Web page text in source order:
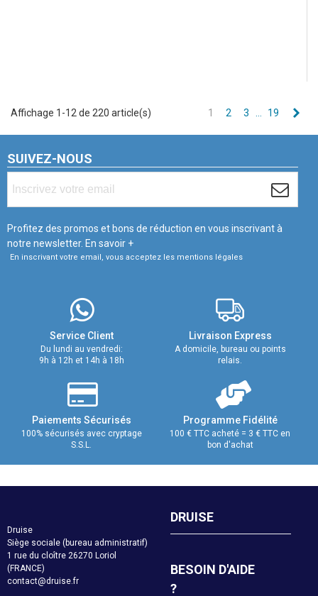
Affichage 1-12 de 220 article(s) 1 2 3 19
SUIVEZ-NOUS
Profitez des promos et bons de réduction en vous inscrivant à
notre newsletter. En savoir +
En inscrivant votre email, vous acceptez les mentions légales
Service Client
Du lundi au vendredi:
9h à 12h et 14h à 18h
Livraison Express
A domicile, bureau ou points
relais.
Paiements Sécurisés
100% sécurisés avec cryptage
S.S.L.
Programme Fidélité
100 € TTC acheté = 3 € TTC en
bon d'achat
Druise
Siège sociale (bureau administratif)
1 rue du cloître 26270 Loriol
(FRANCE)
contact@druise.fr
DRUISE
BESOIN D'AIDE
?